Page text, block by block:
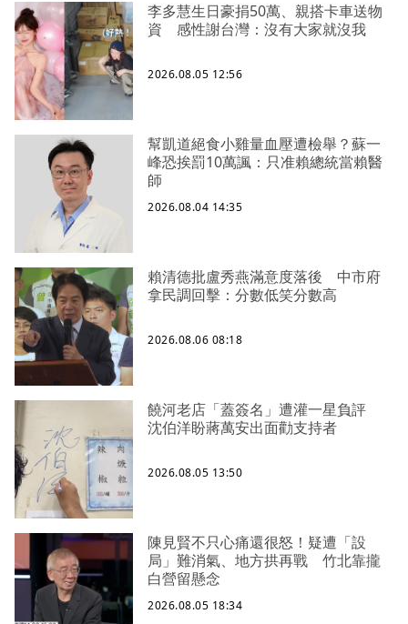
李多慧生日豪捐50萬、親搭卡車送物
資 感性謝台灣：沒有大家就沒我
2026.08.05 12:56
幫凱道絕食小雞量血壓遭檢舉？蘇一
峰恐挨罰10萬諷：只准賴總統當賴醫
師
2026.08.04 14:35
賴清德批盧秀燕滿意度落後 中市府
拿民調回擊：分數低笑分數高
2026.08.06 08:18
饒河老店「蓋簽名」遭灌一星負評
沈伯洋盼蔣萬安出面勸支持者
2026.08.05 13:50
陳見賢不只心痛還很怒！疑遭「設
局」難消氣、地方拱再戰 竹北靠攏
白營留懸念
2026.08.05 18:34